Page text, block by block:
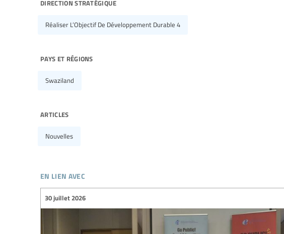
Réaliser L’Objectif De Développement Durable 4
pays et régions
Swaziland
articles
Nouvelles
en lien avec
30 juillet 2026